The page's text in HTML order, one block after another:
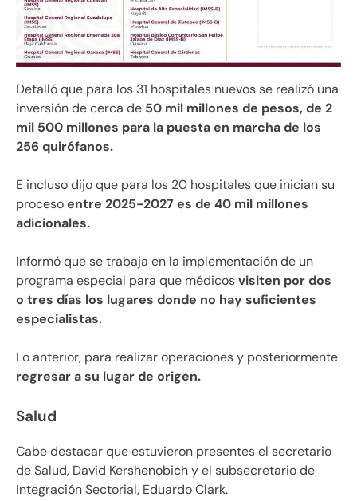
Detalló que para los 31 hospitales nuevos se realizó una
inversión de cerca de 50 mil millones de pesos, de 2
mil 500 millones para la puesta en marcha de los
256 quirófanos.
E incluso dijo que para los 20 hospitales que inician su
procesoentre 2025-2027 es de 40 mil millones
adicionales.
Informó que se trabaja en la implementación de un
programa especial para que médicosvisiten por dos
o tres días los lugares donde no hay suficientes
especialistas.
Lo anterior, para realizar operaciones y posteriormente
regresar a su lugar de origen.
Salud
Cabe destacar que estuvieron presentes el secretario
de Salud, David Kershenobich y el subsecretario de
Integración Sectorial, Eduardo Clark.